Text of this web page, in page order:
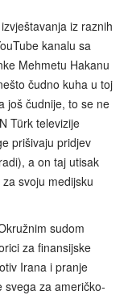
iz raznih
kanalu sa
Mehmetu Hakanu
čudno kuha u toj
još čudnije, to se ne
Türk televizije
prišivaju pridjev
a on taj utisak
svoju medijsku
sudom
za finansijske
Irana i pranje
svega za američko-